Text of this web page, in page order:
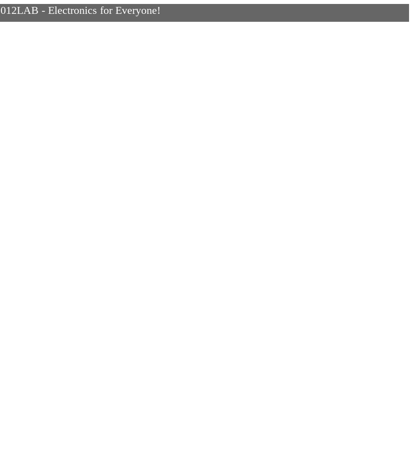
012LAB - Electronics for Everyone!